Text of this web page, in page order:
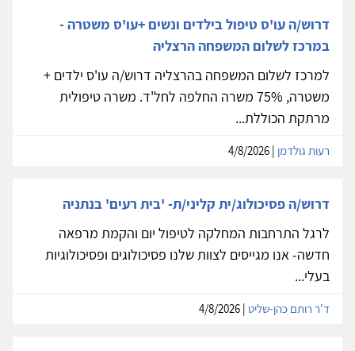
דרוש/ה עו'ס טיפול בילדים ונשים +עו'ס משטרה -
במרכז לשלום המשפחה הרצליה
למרכז לשלום המשפחה בהרצליה דרוש/ה עו'ס ילדים +
משטרה, 75% משרה החלפה לחל'ד. משרה טיפולית
מרתקת הכוללת...
רעות גולדמן
דרוש/ה פסיכולוג/ית קליני/ת- 'בית רעים' בנתניה
לרגל התרחבות המחלקה לטיפול יום והקמת מרפאה
חדשה- אנו מגייסים לצוות שלנו פסיכולוגים ופסיכולוגיות
בעלי...
ד'ר רותם כהן-שליט